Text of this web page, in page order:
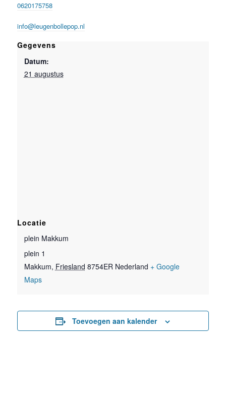
0620175758
info@leugenbollepop.nl
Gegevens
Datum:
21 augustus
Locatie
plein Makkum
plein 1
Makkum, Friesland 8754ER Nederland + Google
Maps
Toevoegen aan kalender